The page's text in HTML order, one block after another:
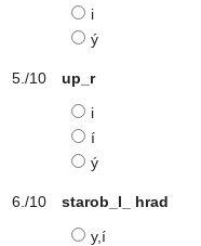
i
ý
up_r
i
í
ý
starob_l_ hrad
y,í